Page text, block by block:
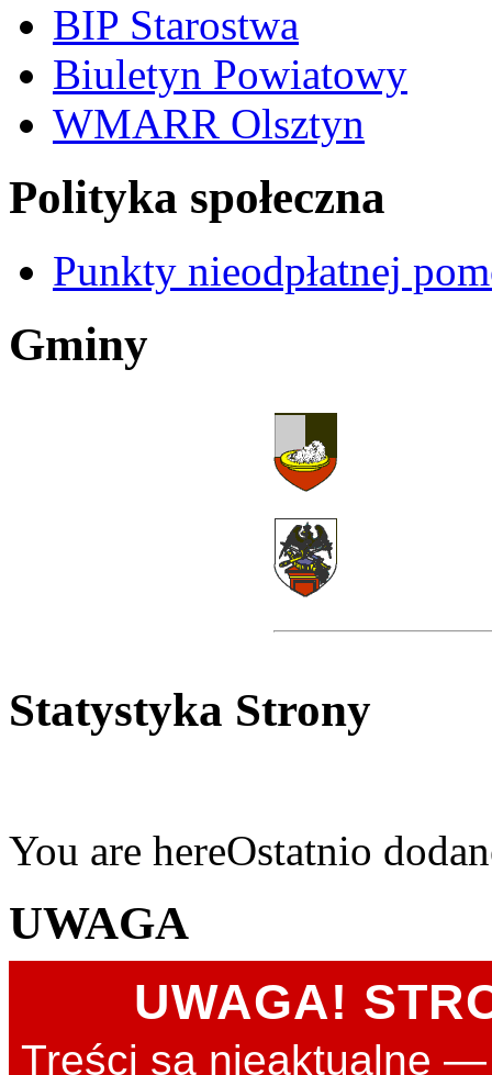
BIP Starostwa
Biuletyn Powiatowy
WMARR Olsztyn
Polityka społeczna
Punkty nieodpłatnej
Gminy
Statystyka Strony
You are hereOstatnio
UWAGA
UWAGA!
Treści są nieaktualne